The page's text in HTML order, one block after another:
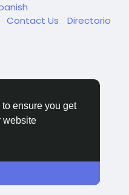
ensure you get
website
Contact Us Directorio